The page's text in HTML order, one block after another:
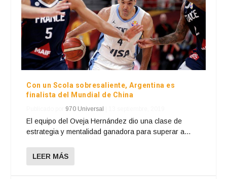
Con un Scola sobresaliente, Argentina es
finalista del Mundial de China
970 Universal
El equipo del Oveja Hernández dio una clase de
estrategia y mentalidad ganadora para superar a...
LEER MÁS